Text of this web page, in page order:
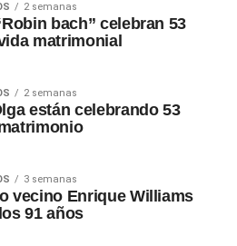
2 semanas
bach” celebran 53
matrimonial
2 semanas
están celebrando 53
3 semanas
vecino Enrique Williams
91 años